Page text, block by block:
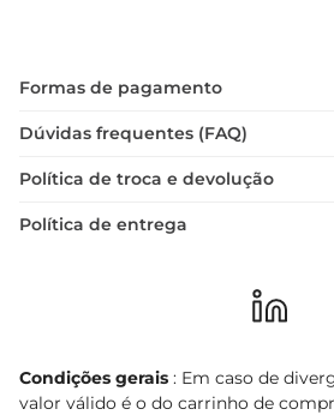
Formas de pagamento
Dúvidas frequentes (FAQ)
Política de troca e devolução
Política de entrega
Condições gerais : Em caso de
valor válido é o do carrinho de